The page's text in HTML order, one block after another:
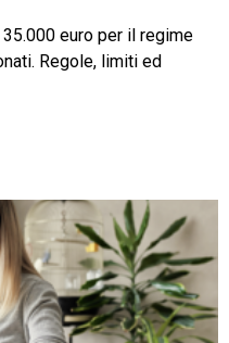
euro per il regime
Regole, limiti ed